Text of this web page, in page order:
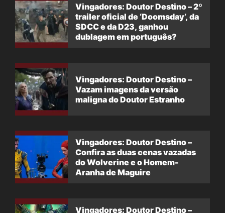
Vingadores: Doutor Destino – 2º
trailer oficial de ‘Doomsday’, da
SDCC e da D23, ganhou
dublagem em português?
Vingadores: Doutor Destino –
Vazam imagens da versão
maligna do Doutor Estranho
Vingadores: Doutor Destino –
Confira as duas cenas vazadas
do Wolverine e o Homem-
Aranha de Maguire
Vingadores: Doutor Destino –